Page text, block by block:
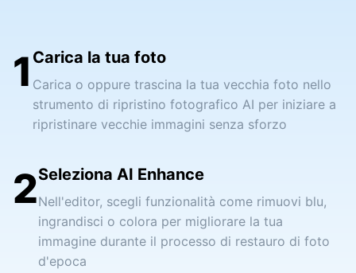
1 Carica la tua foto
Carica o oppure trascina la tua vecchia foto nello
strumento di ripristino fotografico AI per iniziare a
ripristinare vecchie immagini senza sforzo
2Seleziona AI Enhance
Nell'editor, scegli funzionalità come rimuovi blu,
ingrandisci o colora per migliorare la tua
immagine durante il processo di restauro di foto
d'epoca